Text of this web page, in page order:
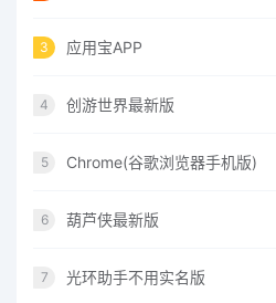
3 应用宝APP
4 创游世界最新版
5 Chrome(谷歌浏览器手机版)
6 葫芦侠最新版
7 光环助手不用实名版